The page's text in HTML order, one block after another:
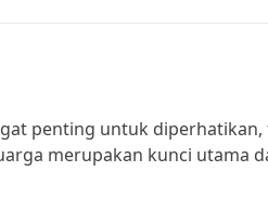
penting untuk
merupakan kunci utama